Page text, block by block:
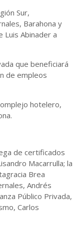
Sur,
Barahona y
Luis Abinader a
que beneficiará
de empleos
hotelero,
de certificados
Macarrulla; la
Brea
Andrés
Público Privada,
Carlos